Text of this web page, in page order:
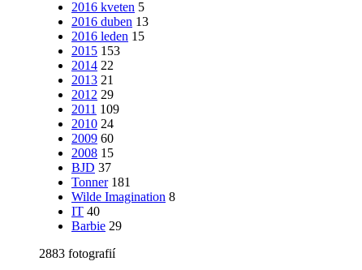
2016 kveten 5
2016 duben 13
2016 leden 15
2015 153
2014 22
2013 21
2012 29
2011 109
2010 24
2009 60
2008 15
BJD 37
Tonner 181
Wilde Imagination 8
IT 40
Barbie 29
2883 fotografií